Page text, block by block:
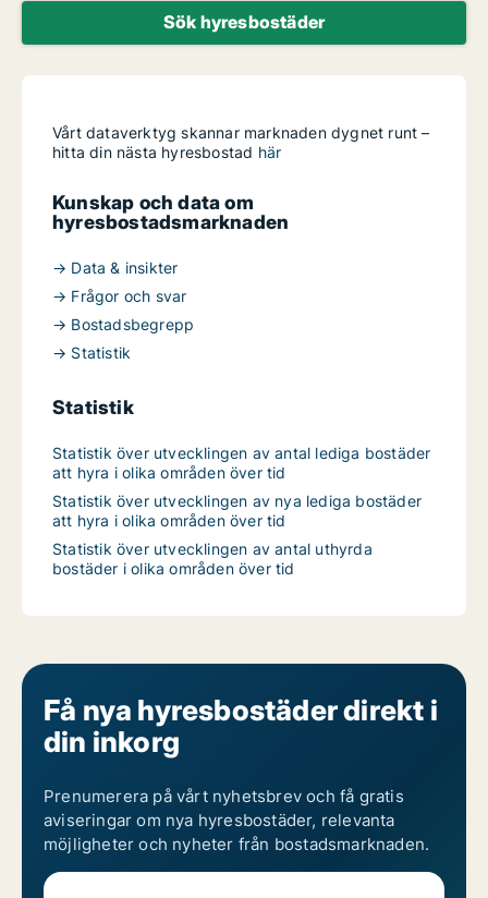
Sök hyresbostäder
Vårt dataverktyg skannar marknaden dygnet runt –
hitta din nästa hyresbostad här
Kunskap och data om
hyresbostadsmarknaden
→ Data & insikter
→ Frågor och svar
→ Bostadsbegrepp
→ Statistik
Statistik
Statistik över utvecklingen av antal lediga bostäder
att hyra i olika områden över tid
Statistik över utvecklingen av nya lediga bostäder
att hyra i olika områden över tid
Statistik över utvecklingen av antal uthyrda
bostäder i olika områden över tid
Få nya hyresbostäder direkt i
din inkorg
Prenumerera på vårt nyhetsbrev och få gratis
aviseringar om nya hyresbostäder, relevanta
möjligheter och nyheter från bostadsmarknaden.